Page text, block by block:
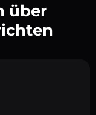
über